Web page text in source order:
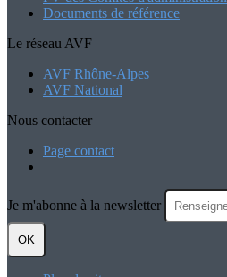
Documents de référence
Le réseau AVF
AVF Rhône-Alpes
AVF National
Nous contacter
Page contact
Je m'abonne à la newsletter
OK